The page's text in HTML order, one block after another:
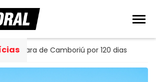
por 120 dias Economia-